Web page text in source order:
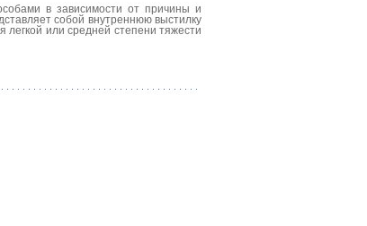
в зависимости от причины и
собой внутреннюю выстилку
легкой или средней степени тяжести